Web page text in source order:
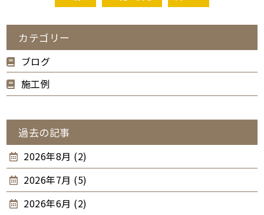
カテゴリー
ブログ
施工例
過去の記事
2026年8月 (2)
2026年7月 (5)
2026年6月 (2)